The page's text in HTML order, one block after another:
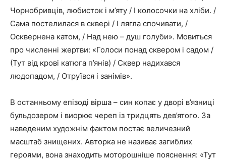
Чорнобривців, любисток і м’яту / І колосочки на хліби. /
Сама постелилася в сквері / І лягла спочивати, /
Осквернена катом, / Над нею – душ голуби». Мовиться
про численні жертви: «Голоси понад сквером і садом /
(Тут від крові катюга п’янів) / Сквер надихався
людопадом, / Отруївся і занімів».
В останньому епізоді вірша – син копає у дворі в’язниці
бульдозером і виорює череп із тридцять дев’ятого. За
наведеним художнім фактом постає величезний
масштаб знищених. Авторка не називає загиблих
героями, вона знаходить моторошніше пояснення: «Тут